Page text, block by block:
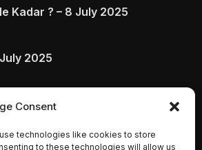
Consent
technologies like cookies to store
to these technologies will allow us
Kadar ? – 8 July 2025
2025
Olur 5 July 2025